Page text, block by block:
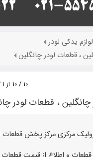
لوازم یدکی لودر
، قطعات لودر چانگلین
چانگلین ، قطعات لودر
10 / 10 از 1
مرکزی مرکز پخش قطعات